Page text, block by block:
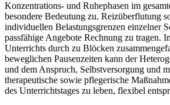
Konzentrations- und Ruhephasen im
besondere Bedeutung zu. Reizüberflutung
individuellen Belastungsgrenzen einzelner
passfähige Angebote Rechnung zu tragen.
Unterrichts durch zu Blöcken
beweglichen Pausenzeiten kann der
und dem Anspruch, Selbstversorgung und
therapeutische sowie pflegerische
des Unterrichtstages zu leben, flexibel